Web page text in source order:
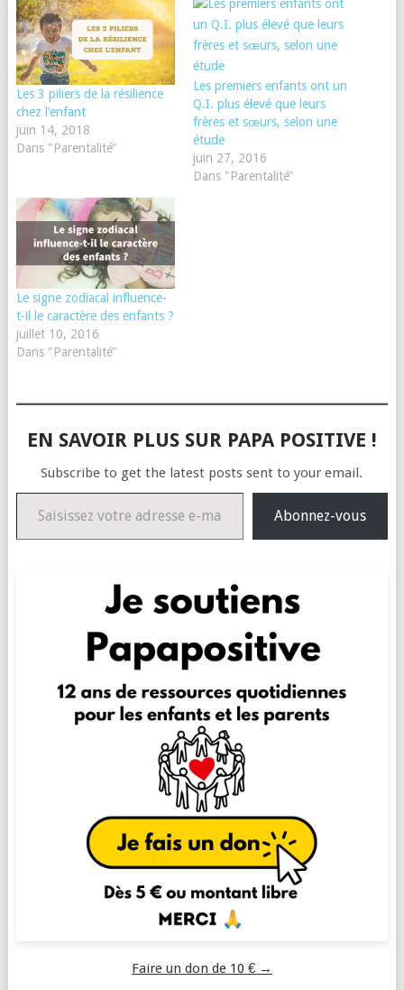
Les 3 piliers de la résilience
chez l’enfant
juin 14, 2018
Dans "Parentalité"
Les premiers enfants ont un
Q.I. plus élevé que leurs
frères et sœurs, selon une
étude
juin 27, 2016
Dans "Parentalité"
Le signe zodiacal influence-
t-il le caractère des enfants ?
juillet 10, 2016
Dans "Parentalité"
EN SAVOIR PLUS SUR PAPA POSITIVE !
Subscribe to get the latest posts sent to your email.
Saisissez votre adresse e-mail…
Abonnez-vous
Faire un don de 10 € →